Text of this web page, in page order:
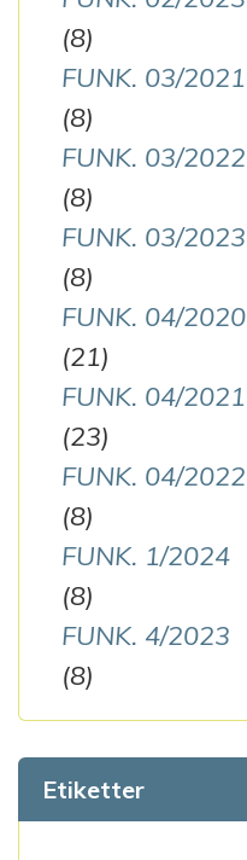
(8)
FUNK. 03/2021
(8)
FUNK. 03/2022
(8)
FUNK. 03/2023
(8)
FUNK. 04/2020
(21)
FUNK. 04/2021
(23)
FUNK. 04/2022
(8)
FUNK. 1/2024
(8)
FUNK. 4/2023
(8)
Etiketter